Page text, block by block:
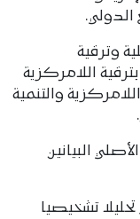
الدولي.
وترقية
اللامركزية
والتنمية
البيانين
يقدم تحليلا تشخيصيا